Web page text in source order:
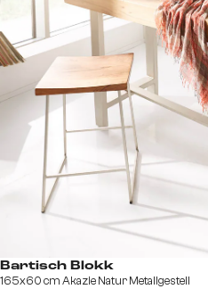
Bartisch Blokk
165x60 cm Akazie Natur Metallgestell